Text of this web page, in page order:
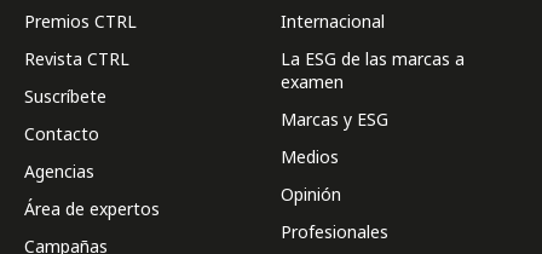
Premios CTRL
Revista CTRL
Suscríbete
Contacto
Agencias
Área de expertos
Campañas
Internacional
La ESG de las marcas a
examen
Marcas y ESG
Medios
Opinión
Profesionales